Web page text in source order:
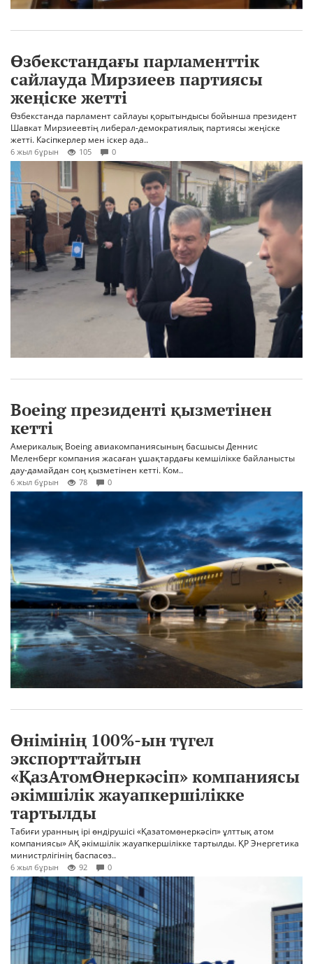
Өзбекстандағы парламенттік
сайлауда Мирзиеев партиясы
жеңіске жетті
Өзбекстанда парламент сайлауы қорытындысы бойынша президент
Шавкат Мирзиеевтің либерал-демократиялық партиясы жеңіске
жетті. Кәсіпкерлер мен іскер ада..
6 жыл бұрын 105 0
Boeing президенті қызметінен
кетті
Америкалық Boeing авиакомпаниясының басшысы Деннис
Меленберг компания жасаған ұшақтардағы кемшілікке байланысты
дау-дамайдан соң қызметінен кетті. Ком..
6 жыл бұрын 78 0
Өнімінің 100%-ын түгел
экспорттайтын
«ҚазАтомӨнеркәсіп» компаниясы
әкімшілік жауапкершілікке
тартылды
Табиғи уранның ірі өндірушісі «Қазатомөнеркәсіп» ұлттық атом
компаниясы» АҚ әкімшілік жауапкершілікке тартылды. ҚР Энергетика
министрлігінің баспасөз..
6 жыл бұрын 92 0